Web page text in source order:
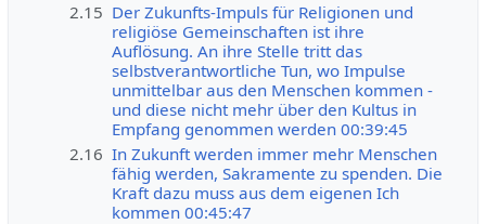
2.15 Der Zukunfts-Impuls für Religionen und
religiöse Gemeinschaften ist ihre
Auflösung. An ihre Stelle tritt das
selbstverantwortliche Tun, wo Impulse
unmittelbar aus den Menschen kommen -
und diese nicht mehr über den Kultus in
Empfang genommen werden 00:39:45
2.16 In Zukunft werden immer mehr Menschen
fähig werden, Sakramente zu spenden. Die
Kraft dazu muss aus dem eigenen Ich
kommen 00:45:47